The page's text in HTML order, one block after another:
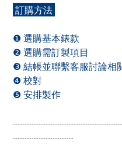
訂購方法
❶ 選購基本錶款
❷ 選購需訂製項目
❸ 結帳並聯繫客服討論相
❹ 校對
❺ 安排製作
--------------------------